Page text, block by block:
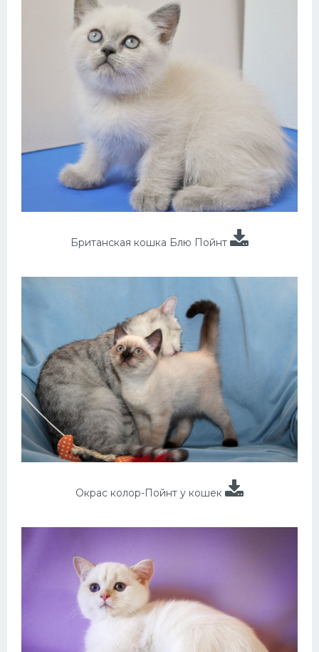
Британская кошка Блю Пойнт
Окрас колор-Пойнт у кошек